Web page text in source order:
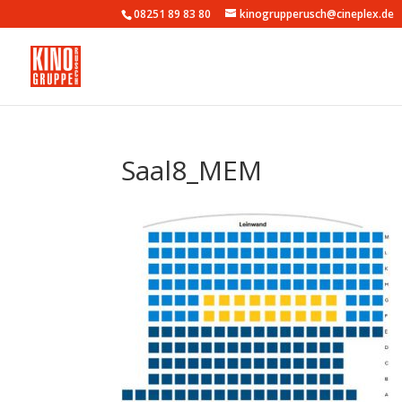
08251 89 83 80 kinogrupperusch@cineplex.de
Saal8_MEM